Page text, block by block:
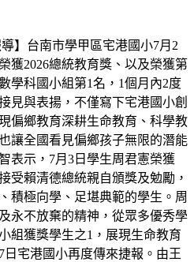
】台南市學甲區宅港國小7月2
獲2026總統教育獎、以及榮獲第
學科國小組第1名，1個月內2度
見與表揚，不僅寫下宅港國小創
偏鄉教育深耕生命教育、科學教
讓全國看見偏鄉孩子無限的潛能
表示，7月3日學生周君憲榮獲
受賴清德總統親自頒獎及勉勵，
積極向學、足堪典範的學生。周
永不放棄的精神，從眾多優秀學
組獲獎學生之1，展現生命教育
宅港國小再度傳來捷報。由王